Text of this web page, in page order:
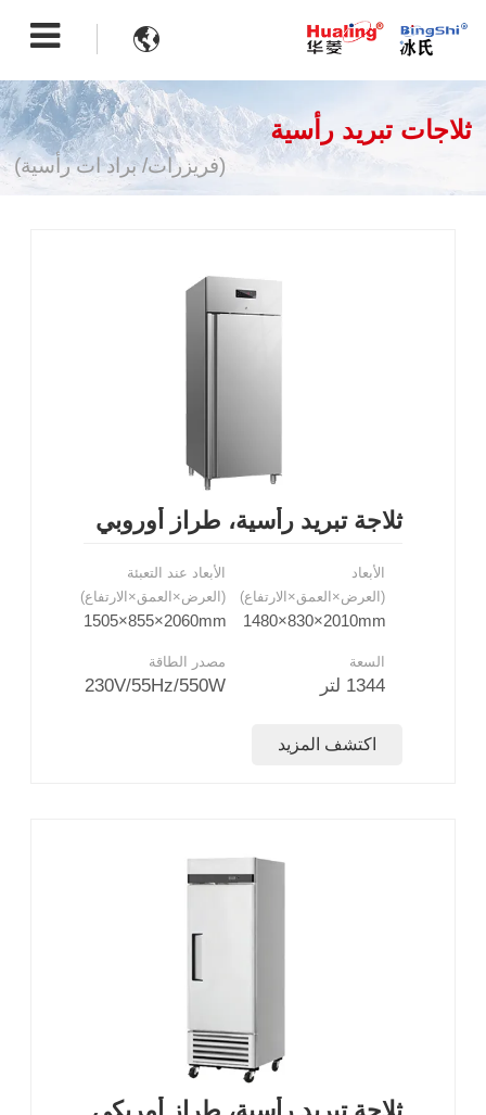

ثلاجات تبريد رأسية
(فريزرات/ براد ات رأسية)
ثلاجة تبريد رأسية، طراز أوروبي
الأبعاد
(العرض×العمق×الارتفاع)
1480×830×2010mm
الأبعاد عند التعبئة
(العرض×العمق×الارتفاع)
1505×855×2060mm
السعة
1344 لتر
مصدر الطاقة
230V/55Hz/550W
اكتشف المزيد